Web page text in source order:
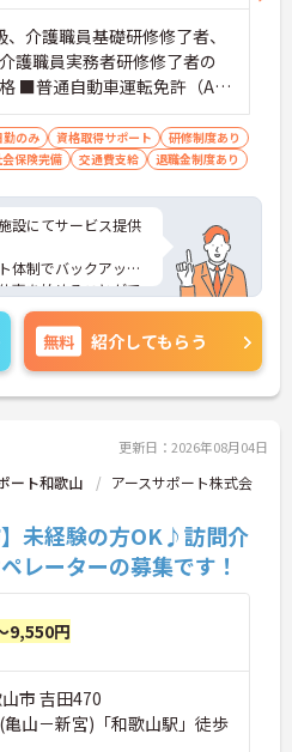
介護職員基礎研修修了者、
護職員実務者研修修了者の
■普通自動車運転免許（AT
未経験の方OK
勤のみ 資格取得サポート
研修制度あり
保険完備 交通費支給 退職金制度あり
設にてサービス提供
体制でバックアップ
事を始めることがで
ントなど、さらに
気軽にご相談くださ
無料 紹介してもらう
更新日：2026年08月04日
ート和歌山
アースサポート株式会
】未経験の方OK♪訪問介
レーターの募集です！
9,550円
市 吉田470
亀山－新宮)「和歌山駅」徒歩